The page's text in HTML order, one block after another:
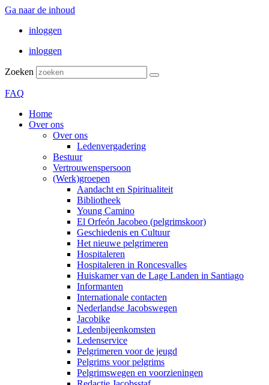
Ga naar de inhoud
inloggen
inloggen
Zoeken
FAQ
Home
Over ons
Over ons
Ledenvergadering
Bestuur
Vertrouwenspersoon
(Werk)groepen
Aandacht en Spiritualiteit
Bibliotheek
Young Camino
El Orfeón Jacobeo (pelgrimskoor)
Geschiedenis en Cultuur
Het nieuwe pelgrimeren
Hospitaleren
Hospitaleren in Roncesvalles
Huiskamer van de Lage Landen in Santiago
Informanten
Internationale contacten
Nederlandse Jacobswegen
Jacobike
Ledenbijeenkomsten
Ledenservice
Pelgrimeren voor de jeugd
Pelgrims voor pelgrims
Pelgrimswegen en voorzieningen